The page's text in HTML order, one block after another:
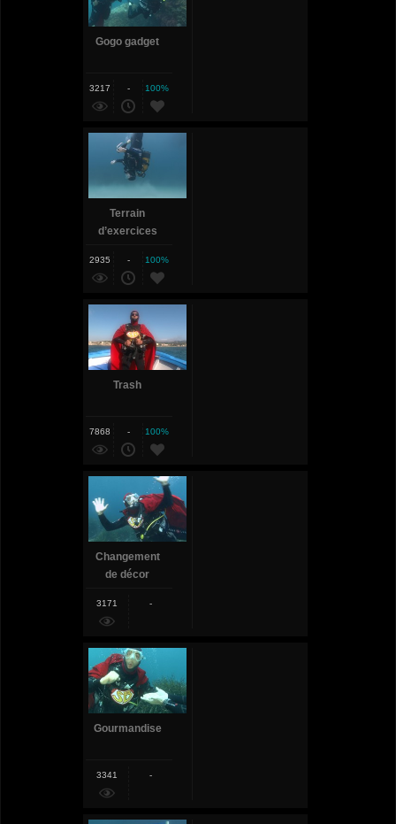
Gogo gadget
3217 - 100%
Terrain
d’exercices
2935 - 100%
Trash
7868 - 100%
Changement
de décor
3171 -
Gourmandise
3341 -